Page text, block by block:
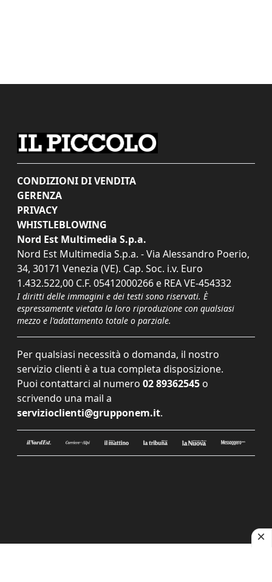
CONDIZIONI DI VENDITA
GERENZA
PRIVACY
WHISTLEBLOWING
Nord Est Multimedia S.p.a.
Nord Est Multimedia S.p.a. - Via Alessandro Poerio,
34, 30171 Venezia (VE). Cap. Soc. i.v. Euro
1.432.522,00 C.F. 05412000266 e REA VE-454332
I diritti delle immagini e dei testi sono riservati. È
espressamente vietata la loro riproduzione con qualsiasi
mezzo e l'adattamento totale o parziale.
Per qualsiasi necessità o domanda, il nostro
servizio clienti è a tua completa disposizione.
Puoi contattarci al numero 02 89362545 o
scrivendo una mail a
servizioclienti@grupponem.it.